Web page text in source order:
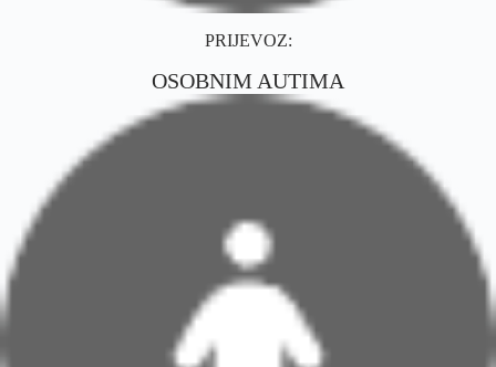
PRIJEVOZ:
OSOBNIM AUTIMA